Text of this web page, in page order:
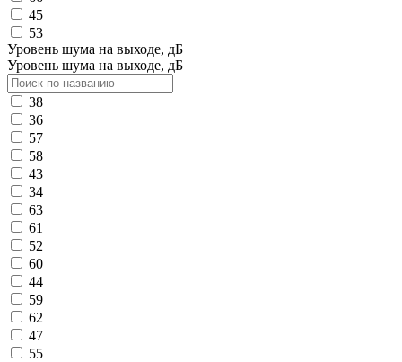
45
53
Уровень шума на выходе, дБ
Уровень шума на выходе, дБ
38
36
57
58
43
34
63
61
52
60
44
59
62
47
55